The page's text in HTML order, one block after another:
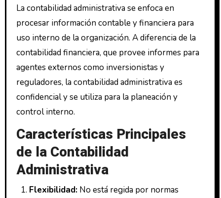
La contabilidad administrativa se enfoca en
procesar información contable y financiera para
uso interno de la organización. A diferencia de la
contabilidad financiera, que provee informes para
agentes externos como inversionistas y
reguladores, la contabilidad administrativa es
confidencial y se utiliza para la planeación y
control interno.
Características Principales
de la Contabilidad
Administrativa
Flexibilidad:No está regida por normas